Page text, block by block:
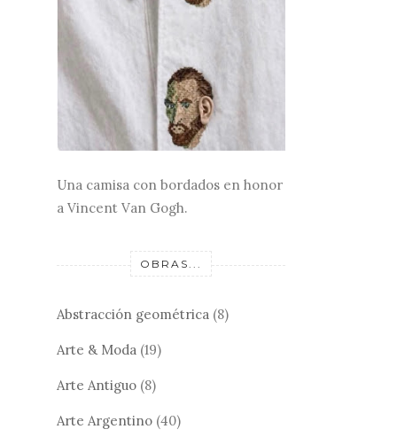
Una camisa con bordados en honor
a Vincent Van Gogh.
OBRAS...
Abstracción geométrica (8)
Arte & Moda (19)
Arte Antiguo (8)
Arte Argentino (40)